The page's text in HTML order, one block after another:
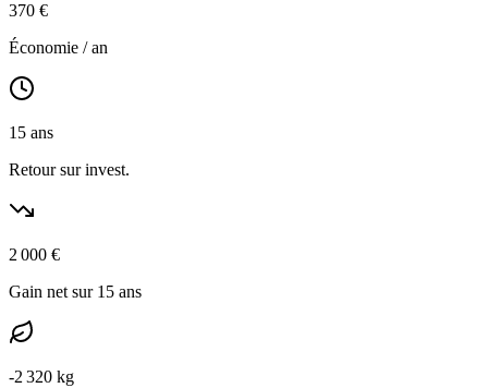
370 €
Économie / an
15 ans
Retour sur invest.
2 000 €
Gain net sur 15 ans
-2 320 kg